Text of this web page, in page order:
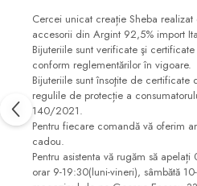
Cercei unicat creație Sheba
accesorii din Argint 92,5% import
Bijuteriile sunt verificate şi
conform reglementărilor în vigoare.
Bijuteriile sunt însoţite de
regulile de protecție a
140/2021.
Pentru fiecare comandă vă oferim
cadou.
Pentru asistenta vă rugăm să
orar 9-19:30(luni-vineri), sâmbătă